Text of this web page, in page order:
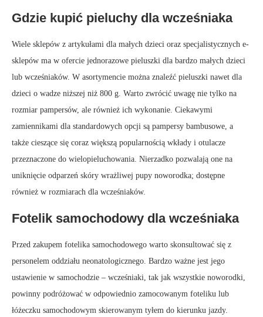
Gdzie kupić pieluchy dla wcześniaka
Wiele sklepów z artykułami dla małych dzieci oraz specjalistycznych e-
sklepów ma w ofercie jednorazowe pieluszki dla bardzo małych dzieci
lub wcześniaków. W asortymencie można znaleźć pieluszki nawet dla
dzieci o wadze niższej niż 800 g. Warto zwrócić uwagę nie tylko na
rozmiar pampersów, ale również ich wykonanie. Ciekawymi
zamiennikami dla standardowych opcji są pampersy bambusowe, a
także cieszące się coraz większą popularnością wkłady i otulacze
przeznaczone do wielopieluchowania. Nierzadko pozwalają one na
uniknięcie odparzeń skóry wrażliwej pupy noworodka; dostępne
również w rozmiarach dla wcześniaków.
Fotelik samochodowy dla wcześniaka
Przed zakupem fotelika samochodowego warto skonsultować się z
personelem oddziału neonatologicznego. Bardzo ważne jest jego
ustawienie w samochodzie – wcześniaki, tak jak wszystkie noworodki,
powinny podróżować w odpowiednio zamocowanym foteliku lub
łóżeczku samochodowym skierowanym tyłem do kierunku jazdy.